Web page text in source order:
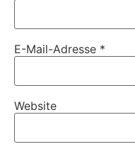
E-Mail-Adresse *
Website